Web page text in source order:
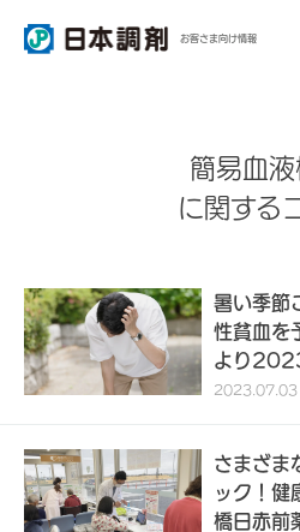
お客さま向け情報
簡易血
に関する
暑い季節
性貧血を
より
2023.07.03
さまざま
ック！健
橋日赤前